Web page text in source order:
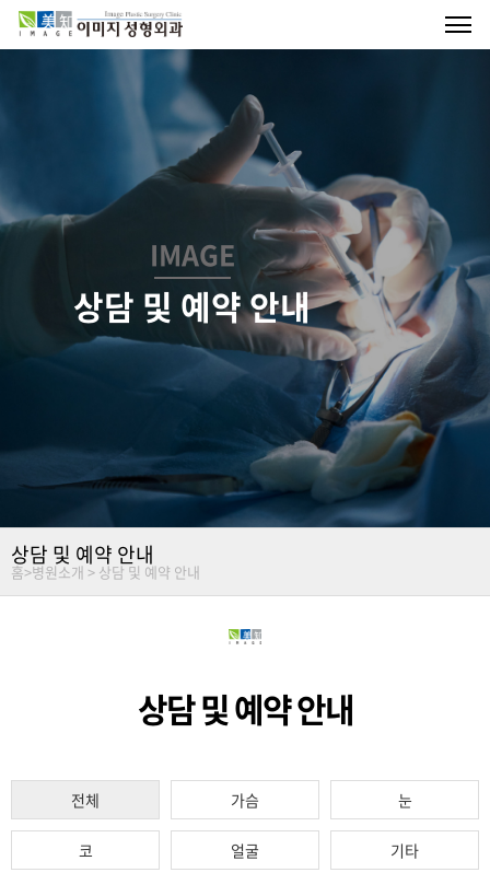
IMAGE
상담 및 예약 안내
상담 및 예약 안내
홈>병원소개 > 상담 및 예약 안내
상담 및 예약 안내
전체 가슴 눈
코 얼굴 기타